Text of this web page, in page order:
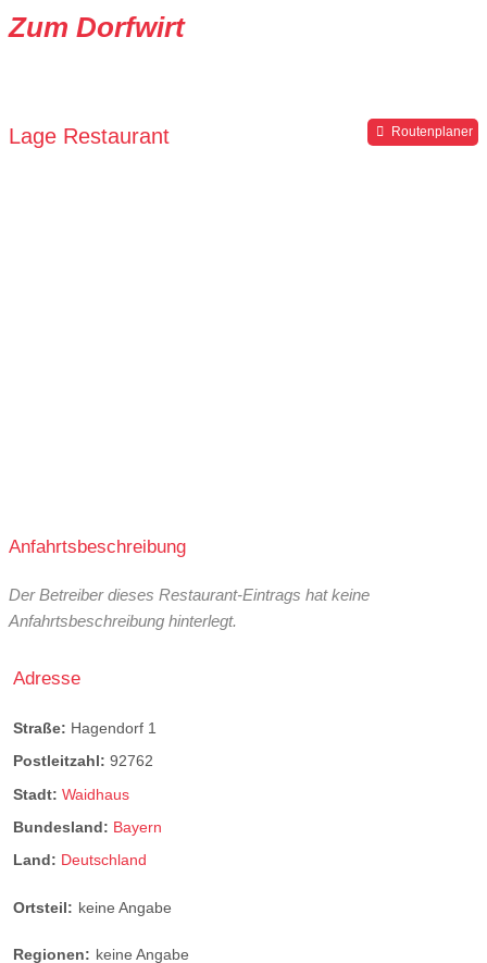
Zum Dorfwirt
Lage Restaurant Routenplaner
Anfahrtsbeschreibung
Der Betreiber dieses Restaurant-Eintrags hat keine
Anfahrtsbeschreibung hinterlegt.
Adresse
Straße: Hagendorf 1
Postleitzahl: 92762
Stadt: Waidhaus
Bundesland: Bayern
Land: Deutschland
Ortsteil: keine Angabe
Regionen: keine Angabe